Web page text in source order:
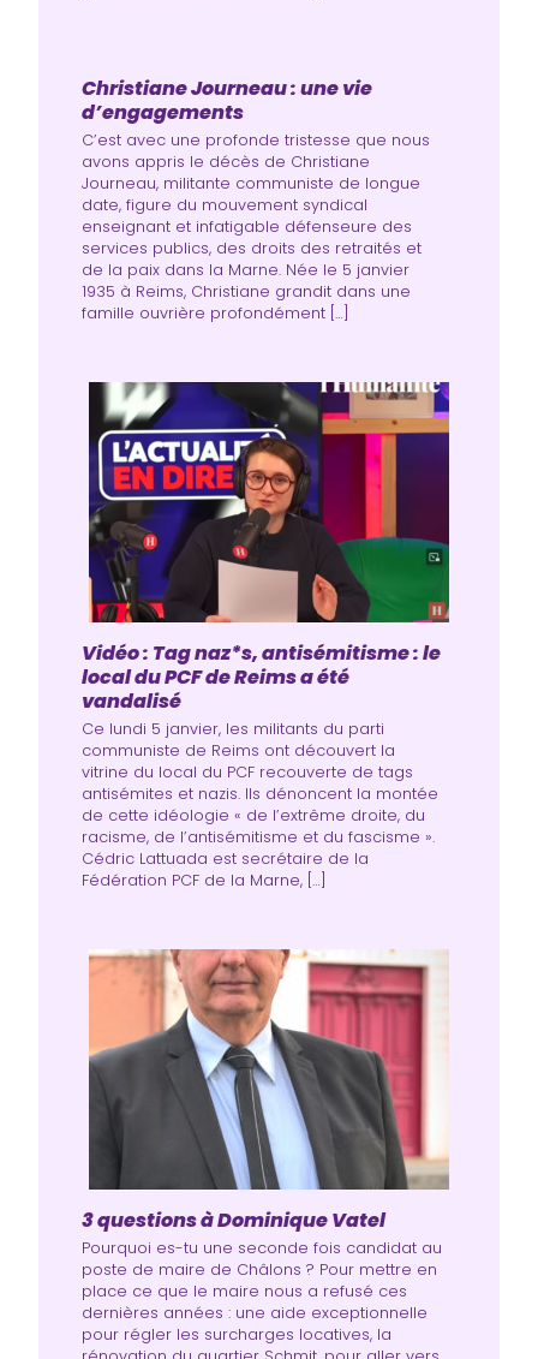
Christiane Journeau : une vie
d’engagements
C’est avec une profonde tristesse que nous
avons appris le décès de Christiane
Journeau, militante communiste de longue
date, figure du mouvement syndical
enseignant et infatigable défenseure des
services publics, des droits des retraités et
de la paix dans la Marne. Née le 5 janvier
1935 à Reims, Christiane grandit dans une
famille ouvrière profondément […]
Vidéo : Tag naz*s, antisémitisme : le
local du PCF de Reims a été
vandalisé
Ce lundi 5 janvier, les militants du parti
communiste de Reims ont découvert la
vitrine du local du PCF recouverte de tags
antisémites et nazis. Ils dénoncent la montée
de cette idéologie « de l’extrême droite, du
racisme, de l’antisémitisme et du fascisme ».
Cédric Lattuada est secrétaire de la
Fédération PCF de la Marne, […]
3 questions à Dominique Vatel
Pourquoi es-tu une seconde fois candidat au
poste de maire de Châlons ? Pour mettre en
place ce que le maire nous a refusé ces
dernières années : une aide exceptionnelle
pour régler les surcharges locatives, la